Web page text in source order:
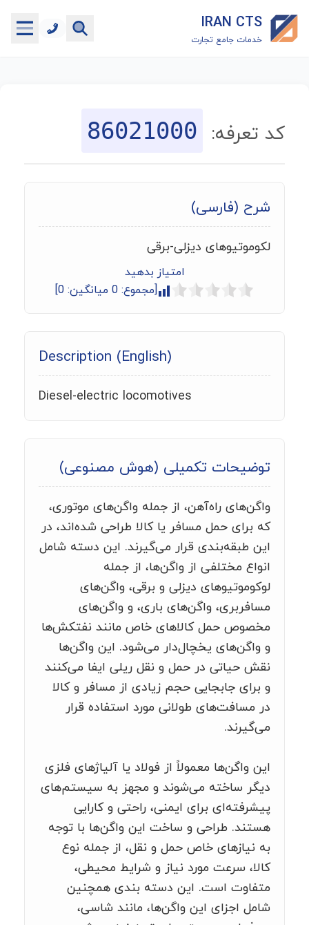
IRAN CTS
خدمات جامع تجارت
جستجوگر تعرفه گمرکی
ماشین حساب گمرکی
کد تعرفه: 86021000
شرح (فارسی)
لکوموتیوهای دیزلی-برقی
امتیاز بدهید
[مجموع: 0 میانگین: 0
]
Description (English)
Diesel-electric locomotives
توضیحات تکمیلی (هوش مصنوعی)
واگن‌های راه‌آهن، از جمله واگن‌های موتوری،
که برای حمل مسافر یا کالا طراحی شده‌اند، در
این طبقه‌بندی قرار می‌گیرند. این دسته شامل
انواع مختلفی از واگن‌ها، از جمله
لوکوموتیوهای دیزلی و برقی، واگن‌های
مسافربری، واگن‌های باری، و واگن‌های
مخصوص حمل کالاهای خاص مانند نفتکش‌ها
و واگن‌های یخچال‌دار می‌شود. این واگن‌ها
نقش حیاتی در حمل و نقل ریلی ایفا می‌کنند
و برای جابجایی حجم زیادی از مسافر و کالا
در مسافت‌های طولانی مورد استفاده قرار
می‌گیرند.
این واگن‌ها معمولاً از فولاد یا آلیاژهای فلزی
دیگر ساخته می‌شوند و مجهز به سیستم‌های
پیشرفته‌ای برای ایمنی، راحتی و کارایی
هستند. طراحی و ساخت این واگن‌ها با توجه
به نیازهای خاص حمل و نقل، از جمله نوع
کالا، سرعت مورد نیاز و شرایط محیطی،
متفاوت است. این دسته بندی همچنین
شامل اجزای این واگن‌ها، مانند شاسی،